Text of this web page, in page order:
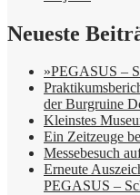
Neueste
»PEGASUS –
der Burgruine
Kleinstes
Ein Zeitzeuge
Messebesuch
Erneute
PEGASUS –